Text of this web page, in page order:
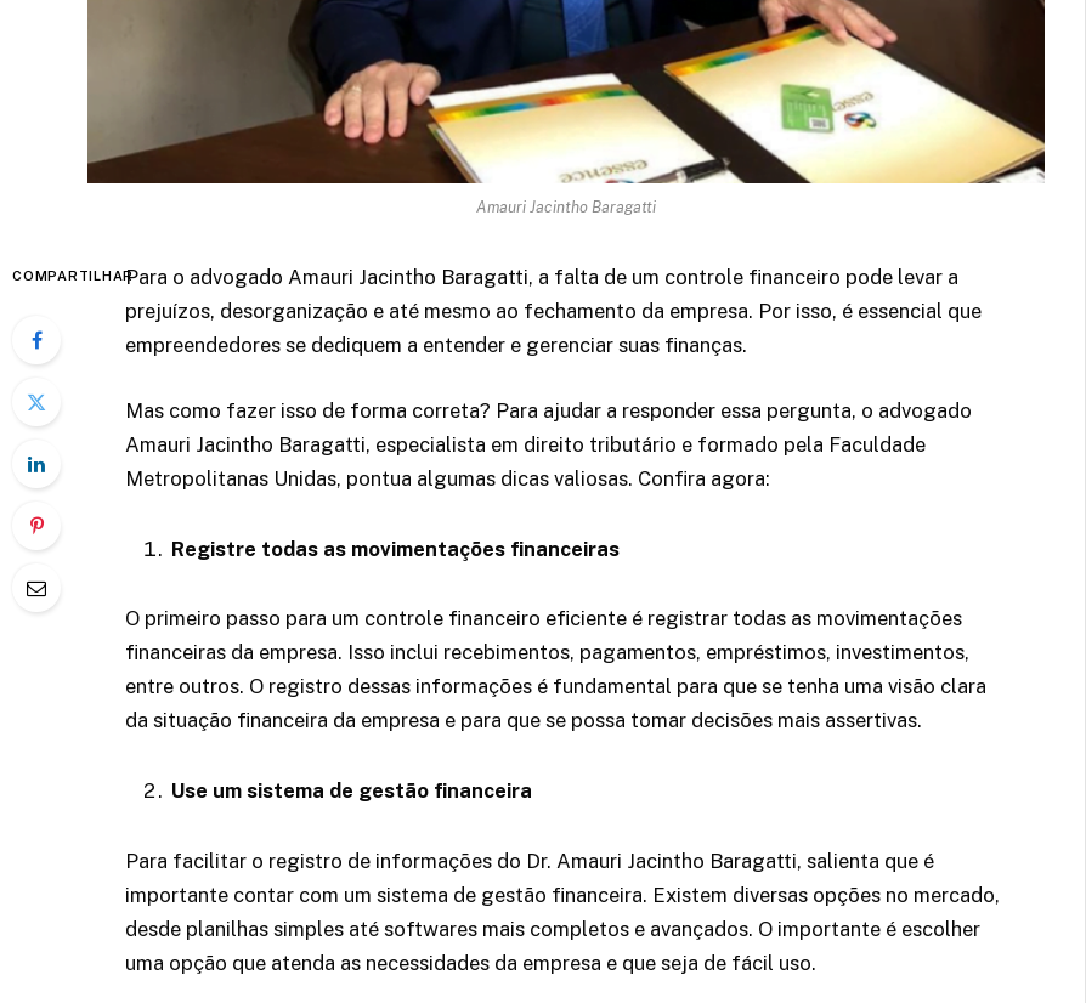
Amauri Jacintho Baragatti
COMPARTILHARPara o advogado Amauri Jacintho Baragatti, a falta de um controle financeiro pode levar a
prejuízos, desorganização e até mesmo ao fechamento da empresa. Por isso, é essencial que
empreendedores se dediquem a entender e gerenciar suas finanças.
Mas como fazer isso de forma correta? Para ajudar a responder essa pergunta, o advogado
Amauri Jacintho Baragatti, especialista em direito tributário e formado pela Faculdade
Metropolitanas Unidas, pontua algumas dicas valiosas. Confira agora:
Registre todas as movimentações financeiras
O primeiro passo para um controle financeiro eficiente é registrar todas as movimentações
financeiras da empresa. Isso inclui recebimentos, pagamentos, empréstimos, investimentos,
entre outros. O registro dessas informações é fundamental para que se tenha uma visão clara
da situação financeira da empresa e para que se possa tomar decisões mais assertivas.
Use um sistema de gestão financeira
Para facilitar o registro de informações do Dr. Amauri Jacintho Baragatti, salienta que é
importante contar com um sistema de gestão financeira. Existem diversas opções no mercado,
desde planilhas simples até softwares mais completos e avançados. O importante é escolher
uma opção que atenda as necessidades da empresa e que seja de fácil uso.